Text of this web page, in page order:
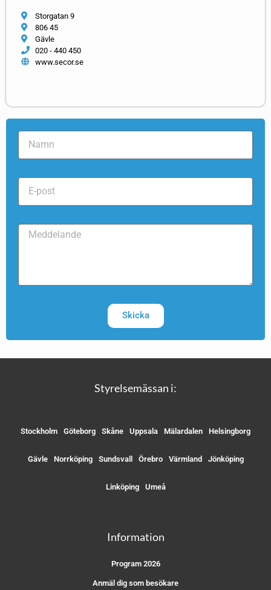
Storgatan 9
806 45
Gävle
020 - 440 450
www.secor.se
Skicka
Styrelsemässan i:
Stockholm Göteborg Skåne Uppsala Mälardalen Helsingborg
Gävle Norrköping Sundsvall Örebro Värmland Jönköping
Linköping Umeå
Information
Program 2026
Anmäl dig som besökare